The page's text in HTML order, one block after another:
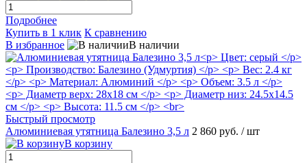
Подробнее
Купить в 1 клик К сравнению
В избранное
В наличии
Быстрый просмотр
Алюминиевая утятница Балезино 3,5 л 2 860 руб. / шт
В корзину